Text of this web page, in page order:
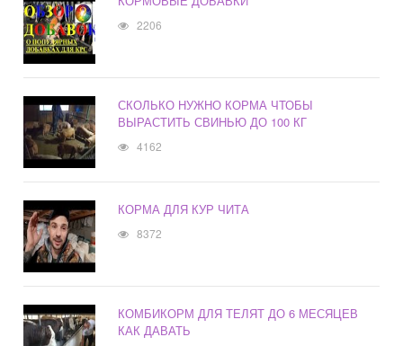
2206
СКОЛЬКО НУЖНО КОРМА ЧТОБЫ
ВЫРАСТИТЬ СВИНЬЮ ДО 100 КГ
4162
КОРМА ДЛЯ КУР ЧИТА
8372
КОМБИКОРМ ДЛЯ ТЕЛЯТ ДО 6 МЕСЯЦЕВ
КАК ДАВАТЬ